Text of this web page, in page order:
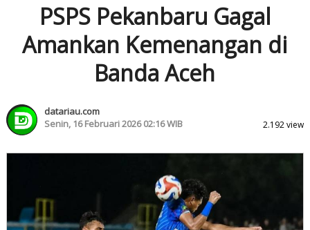
PSPS Pekanbaru Gagal
Amankan Kemenangan di
Banda Aceh
datariau.com
Senin, 16 Februari 2026 02:16 WIB
2.192 view